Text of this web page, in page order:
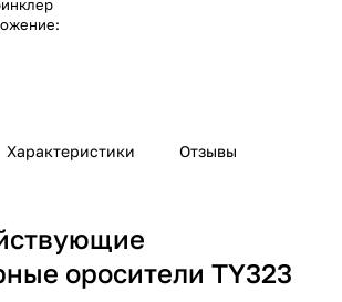
колба 3мм
1/2"
Характеристики Отзывы
оросители TY323